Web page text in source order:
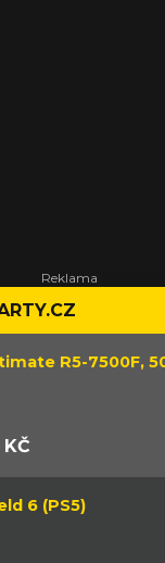
R5-7500F,
6 (PS5)